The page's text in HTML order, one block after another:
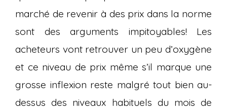
marché de revenir à des prix dans la norme
sont des arguments impitoyables! Les
acheteurs vont retrouver un peu d’oxygène
et ce niveau de prix même s’il marque une
grosse inflexion reste malgré tout bien au-
dessus des niveaux habituels du mois de